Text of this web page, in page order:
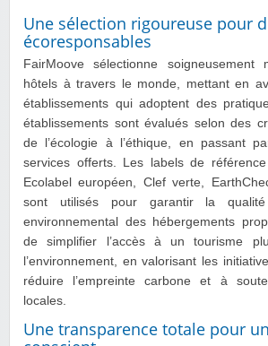
Une sélection rigoureuse pour
écoresponsables
FairMoove sélectionne
hôtels à travers le monde, mettant en
établissements qui adoptent des
établissements sont évalués selon des
de l’écologie à l’éthique, en passant
services offerts. Les labels de
Ecolabel européen, Clef verte,
sont utilisés pour garantir la qualité
environnemental des hébergements
de simplifier l’accès à un tourisme
l’environnement, en valorisant les
réduire l’empreinte carbone et à
locales.
Une transparence totale pour